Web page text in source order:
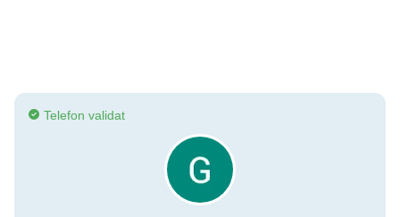
Telefon validat